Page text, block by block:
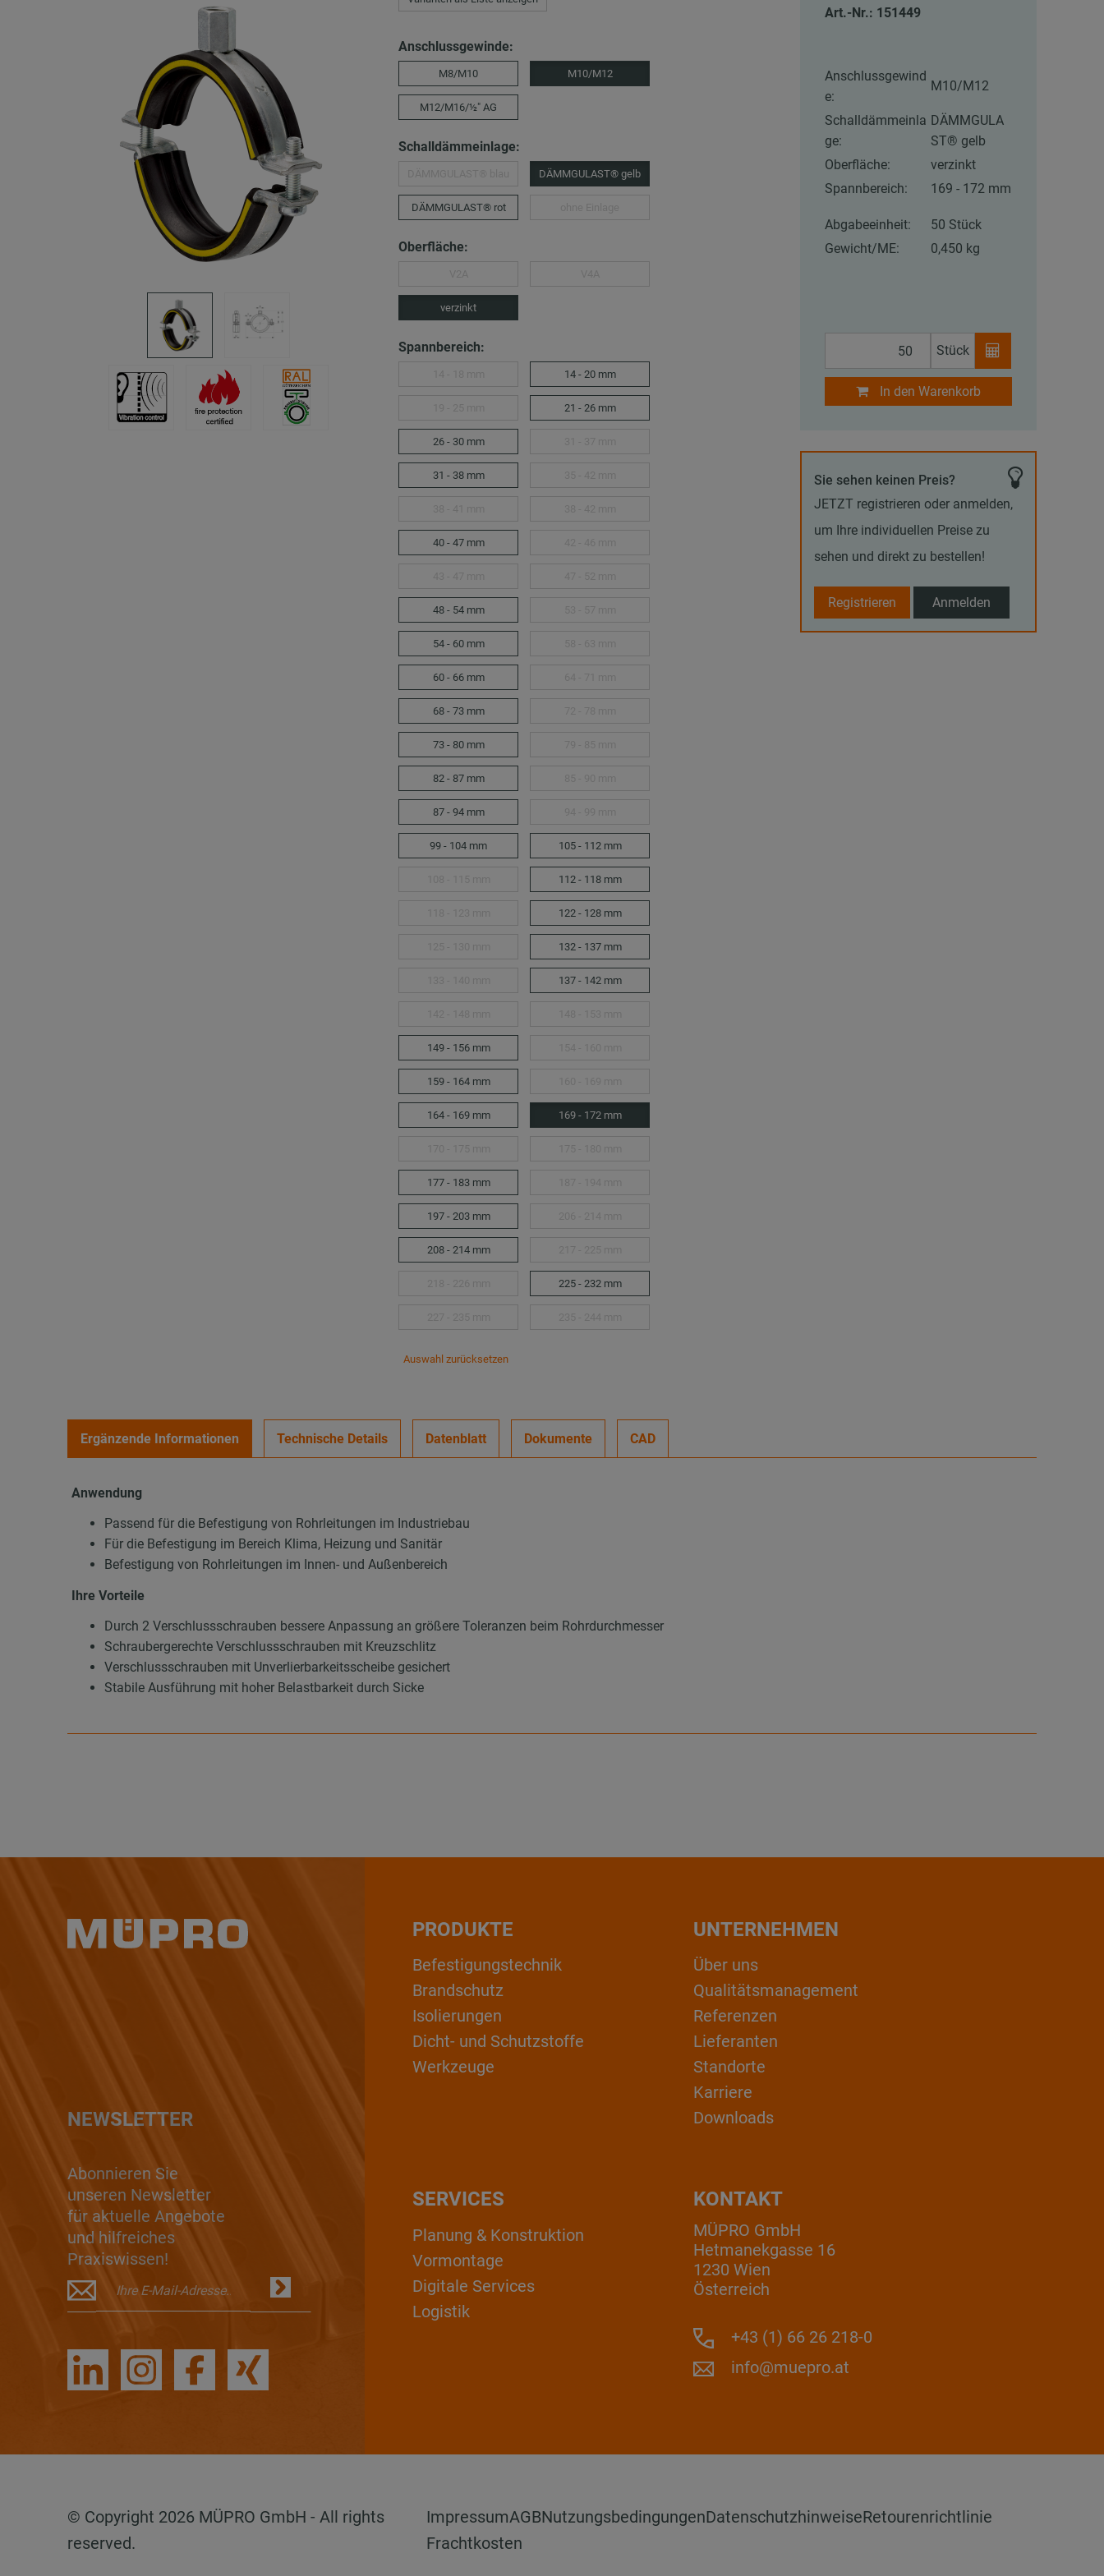
Anschlussgewinde:
M8/M10 M10/M12
M12/M16/½″ AG
Schalldämmeinlage:
DÄMMGULAST® gelb
DÄMMGULAST® rot
Oberfläche:
verzinkt
Spannbereich:
14 - 20 mm
21 - 26 mm
26 - 30 mm
31 - 38 mm
40 - 47 mm
48 - 54 mm
54 - 60 mm
60 - 66 mm
68 - 73 mm
73 - 80 mm
82 - 87 mm
87 - 94 mm
99 - 104 mm 105 - 112 mm
112 - 118 mm
122 - 128 mm
132 - 137 mm
137 - 142 mm
149 - 156 mm
159 - 164 mm
164 - 169 mm 169 - 172 mm
177 - 183 mm
197 - 203 mm
208 - 214 mm
225 - 232 mm
Auswahl zurücksetzen
Art.-Nr.: 151449
Anschlussgewind
e:
M10/M12
Schalldämmeinla
ge:
DÄMMGULA
ST® gelb
Oberfläche:
verzinkt
Spannbereich:
169 - 172 mm
Abgabeeinheit:
50 Stück
Gewicht/ME:
0,450 kg
Stück
In den Warenkorb
Sie sehen keinen Preis?
JETZT registrieren oder anmelden,
um Ihre individuellen Preise zu
sehen und direkt zu bestellen!
Registrieren Anmelden
Ergänzende Informationen Technische Details Datenblatt Dokumente CAD
Anwendung
Passend für die Befestigung von Rohrleitungen im Industriebau
Für die Befestigung im Bereich Klima, Heizung und Sanitär
Befestigung von Rohrleitungen im Innen- und Außenbereich
Ihre Vorteile
Durch 2 Verschlussschrauben bessere Anpassung an größere Toleranzen beim Rohrdurchmesser
Schraubergerechte Verschlussschrauben mit Kreuzschlitz
Verschlussschrauben mit Unverlierbarkeitsscheibe gesichert
Stabile Ausführung mit hoher Belastbarkeit durch Sicke
NEWSLETTER
Abonnieren Sie
unseren Newsletter
für aktuelle Angebote
und hilfreiches
Praxiswissen!
PRODUKTE
Befestigungstechnik
Brandschutz
Isolierungen
Dicht- und Schutzstoffe
Werkzeuge
UNTERNEHMEN
Über uns
Qualitätsmanagement
Referenzen
Lieferanten
Standorte
Karriere
Downloads
KONTAKT
MÜPRO GmbH
Hetmanekgasse 16
1230 Wien
Österreich
+43 (1) 66 26 218-0
info@muepro.at
SERVICES
Planung & Konstruktion
Vormontage
Digitale Services
Logistik
© Copyright 2026 MÜPRO GmbH - All rights
reserved.
ImpressumAGBNutzungsbedingungenDatenschutzhinweiseRetourenrichtlinie
Frachtkosten